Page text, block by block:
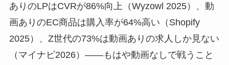
ありのLPはCVRが86%向上（Wyzowl 2025）、動
画ありのEC商品は購入率が64%高い（Shopify
2025）、Z世代の73%は動画ありの求人しか見ない
（マイナビ2026）——もはや動画なしで戦うこと